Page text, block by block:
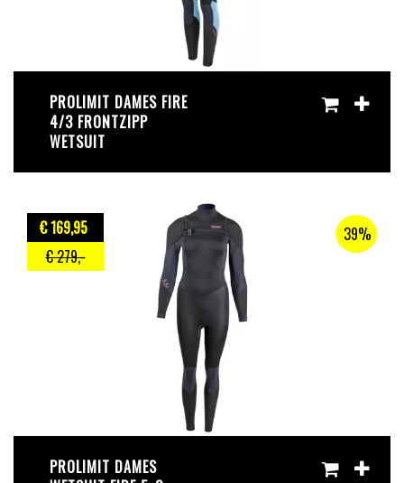
PROLIMIT DAMES FIRE
4/3 FRONTZIPP
WETSUIT
€ 169,95
€ 279,-
39%
PROLIMIT DAMES